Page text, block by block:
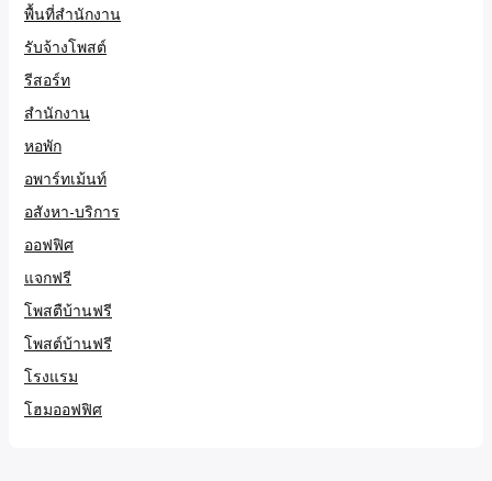
พื้นที่สำนักงาน
รับจ้างโพสต์
รีสอร์ท
สำนักงาน
หอพัก
อพาร์ทเม้นท์
อสังหา-บริการ
ออฟฟิศ
แจกฟรี
โพสตืบ้านฟรี
โพสต์บ้านฟรี
โรงแรม
โฮมออฟฟิศ